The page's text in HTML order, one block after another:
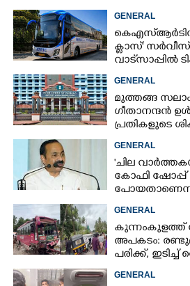
GENERAL
ക്ളാസ്'
വാട്‌സാപ്പിൽ
9447071021
GENERAL
മുത്തങ്ങ
ഗീതാനന്ദൻ
പ്രതികളുടെ
ഹൈക്കോടതി
GENERAL
'ചില
കോഫി ഷോപ്പ്
പോയതാണെന്ന്
കോടിയുടെ
GENERAL
കുന്നംകുളത്ത്
അപകടം:
പരിക്ക്, ഇടിച്ച്
വാഹനങ്ങളെ
GENERAL